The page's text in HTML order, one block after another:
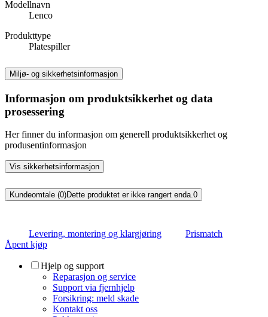
Modellnavn
Lenco
Produkttype
Platespiller
Miljø- og sikkerhetsinformasjon
Informasjon om produktsikkerhet og data
prosessering
Her finner du informasjon om generell produktsikkerhet og
produsentinformasjon
Vis sikkerhetsinformasjon
Kundeomtale (0)Dette produktet er ikke rangert enda.0
Levering, montering og klargjøring
Prismatch
Åpent kjøp
Hjelp og support
Reparasjon og service
Support via fjernhjelp
Forsikring: meld skade
Kontakt oss